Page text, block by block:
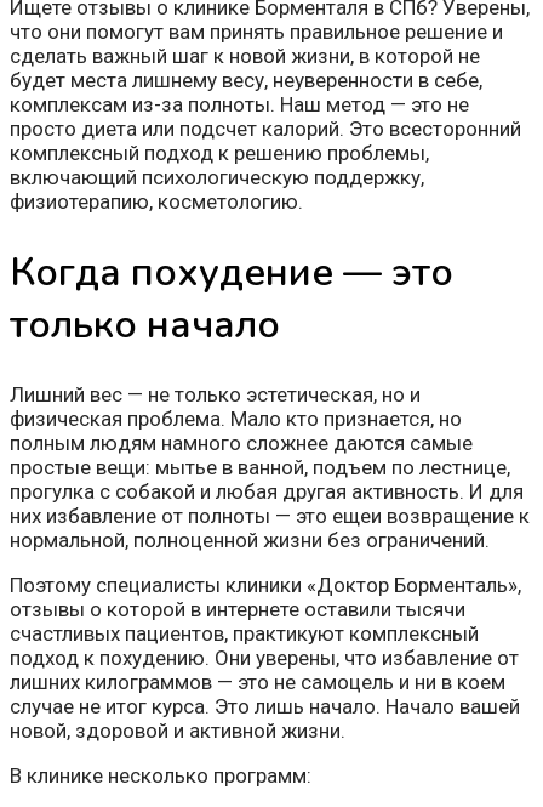
Ищете отзывы о клинике Борменталя в СПб? Уверены,
что они помогут вам принять правильное решение и
сделать важный шаг к новой жизни, в которой не
будет места лишнему весу, неуверенности в себе,
комплексам из-за полноты. Наш метод — это не
просто диета или подсчет калорий. Это всесторонний
комплексный подход к решению проблемы,
включающий психологическую поддержку,
физиотерапию, косметологию.
Когда похудение — это
только начало
Лишний вес — не только эстетическая, но и
физическая проблема. Мало кто признается, но
полным людям намного сложнее даются самые
простые вещи: мытье в ванной, подъем по лестнице,
прогулка с собакой и любая другая активность. И для
них избавление от полноты — это ещеи возвращение к
нормальной, полноценной жизни без ограничений.
Поэтому специалисты клиники «Доктор Борменталь»,
отзывы о которой в интернете оставили тысячи
счастливых пациентов, практикуют комплексный
подход к похудению. Они уверены, что избавление от
лишних килограммов — это не самоцель и ни в коем
случае не итог курса. Это лишь начало. Начало вашей
новой, здоровой и активной жизни.
В клинике несколько программ: